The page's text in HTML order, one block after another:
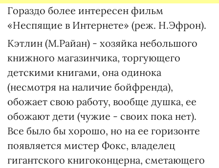
Гораздо более интересен фильм
«Неспящие в Интернете» (реж. Н.Эфрон).
Кэтлин (М.Райан) - хозяйка небольшого
книжного магазинчика, торгующего
детскими книгами, она одинока
(несмотря на наличие бойфренда),
обожает свою работу, вообще душка, ее
обожают дети (чужие - своих пока нет).
Все было бы хорошо, но на ее горизонте
появляется мистер Фокс, владелец
гигантского книгоконцерна, сметающего